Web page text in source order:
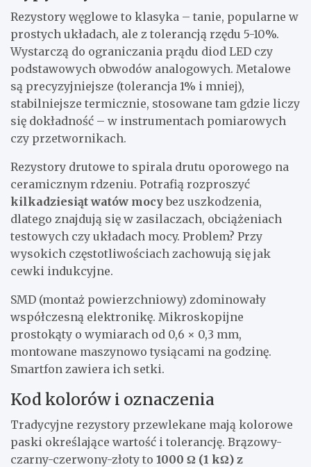
Rezystory węglowe to klasyka – tanie, popularne w
prostych układach, ale z tolerancją rzędu 5-10%.
Wystarczą do ograniczania prądu diod LED czy
podstawowych obwodów analogowych. Metalowe
są precyzyjniejsze (tolerancja 1% i mniej),
stabilniejsze termicznie, stosowane tam gdzie liczy
się dokładność – w instrumentach pomiarowych
czy przetwornikach.
Rezystory drutowe to spirala drutu oporowego na
ceramicznym rdzeniu. Potrafią rozproszyć
kilkadziesiąt watów mocybez uszkodzenia,
dlatego znajdują się w zasilaczach, obciążeniach
testowych czy układach mocy. Problem? Przy
wysokich częstotliwościach zachowują się jak
cewki indukcyjne.
SMD (montaż powierzchniowy) zdominowały
współczesną elektronikę. Mikroskopijne
prostokąty o wymiarach od 0,6 × 0,3 mm,
montowane maszynowo tysiącami na godzinę.
Smartfon zawiera ich setki.
Kod kolorów i oznaczenia
Tradycyjne rezystory przewlekane mają kolorowe
paski określające wartość i tolerancję. Brązowy-
czarny-czerwony-złoty to 1000 Ω (1 kΩ) z